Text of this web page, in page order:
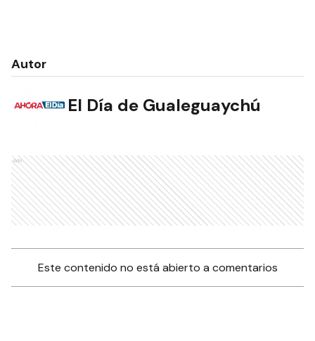
Autor
El Día de Gualeguaychú
Ads
Este contenido no está abierto a comentarios